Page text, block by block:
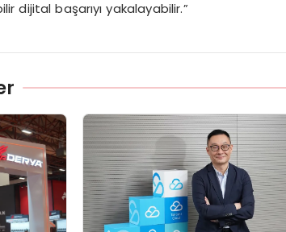
dijital başarıyı yakalayabilir.”